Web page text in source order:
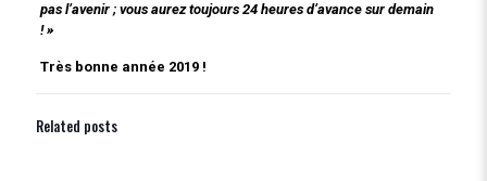
pas l’avenir ; vous aurez toujours 24 heures d’avance sur demain
! »
Très bonne année 2019 !
Related posts